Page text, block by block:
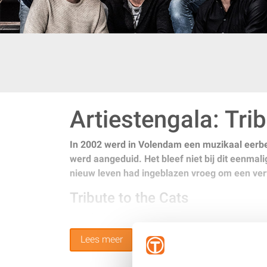
Artiestengala:
In 2002 werd in Volendam een muzikaal
werd aangeduid. Het bleef niet bij dit
nieuw leven had ingeblazen vroeg om een
Tribute to the Cats
zorgen wekelijks in het land voor een feest der
bezoekers van de concerten van The Cats
Lees meer